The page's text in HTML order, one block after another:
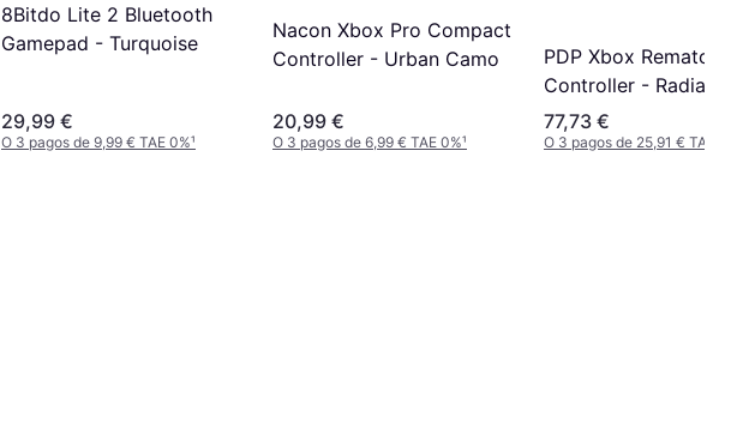
8Bitdo Lite 2 Bluetooth
Gamepad - Turquoise
29,99 €
O 3 pagos de 9,99 € TAE 0%¹
Nacon Xbox Pro Compact
Controller - Urban Camo
20,99 €
O 3 pagos de 6,99 € TAE 0%¹
PDP Xbox Rematch
Controller - Radial
77,73 €
O 3 pagos de 25,91 € TAE 0%